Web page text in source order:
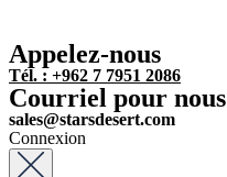
Appelez-nous
Tél. : +962 7 7951 2086
Courriel pour nous
sales@starsdesert.com
Connexion